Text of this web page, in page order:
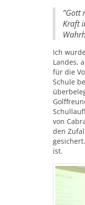
“Gott
Kraft
Ich
Landes,
für die
Schule
von
den
ist.